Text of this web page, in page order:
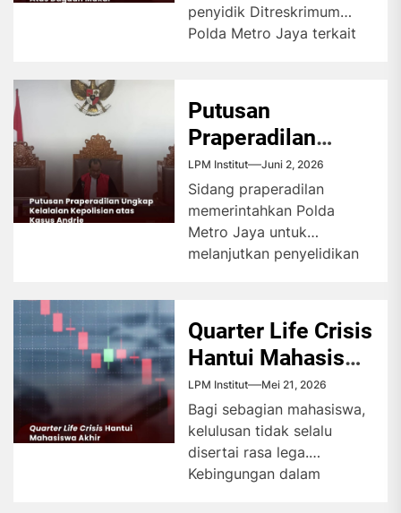
penyidik Ditreskrimum
Polda Metro Jaya terkait
Putusan
Praperadilan
Ungkap Kelalaian
Kepolisian atas
Kasus Andrie
LPM Institut Juni 2, 2026
Sidang praperadilan
memerintahkan Polda
Metro Jaya untuk
melanjutkan penyelidikan
secara tuntas. Hakim
menilai...
Quarter Life Crisis
Hantui Mahasiswa
Akhir
LPM Institut Mei 21, 2026
Bagi sebagian mahasiswa,
kelulusan tidak selalu
disertai rasa lega.
Kebingungan dalam